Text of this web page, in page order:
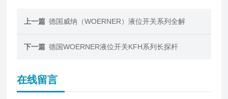
上一篇 德国威纳（WOERNER）液位开关系列全解
下一篇 德国WOERNER液位开关KFH系列长探杆
在线留言